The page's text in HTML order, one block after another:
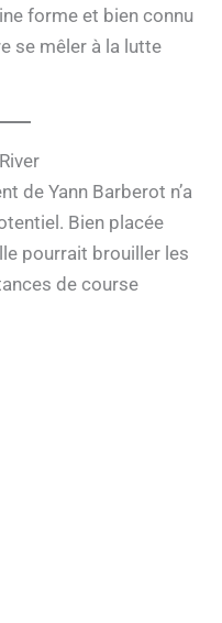
forme et bien connu
se mêler à la lutte
de Yann Barberot n’a
Bien placée
pourrait brouiller les
de course